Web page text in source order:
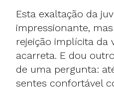
Esta exaltação da
impressionante,
rejeição implícita da
acarreta. E dou
de uma pergunta:
sentes confortável